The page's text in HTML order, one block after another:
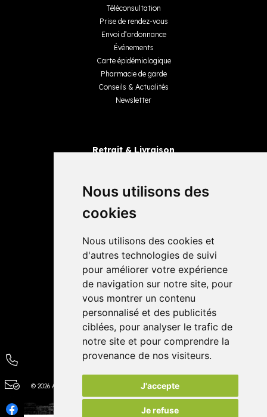
Nous utilisons des
cookies
Nous utilisons des cookies et
d'autres technologies de suivi
pour améliorer votre expérience
de navigation sur notre site, pour
vous montrer un contenu
personnalisé et des publicités
ciblées, pour analyser le trafic de
notre site et pour comprendre la
provenance de nos visiteurs.
J'accepte
Je refuse
Téléconsultation
Prise de rendez-vous
Envoi d’ordonnance
Événements
Carte épidémiologique
Pharmacie de garde
Conseils & Actualités
Newsletter
Retrait & Livraison
Livraisons
4,4 / 5 65 avis
© 2026 Autour de la Pharmacie Tous droits réservés